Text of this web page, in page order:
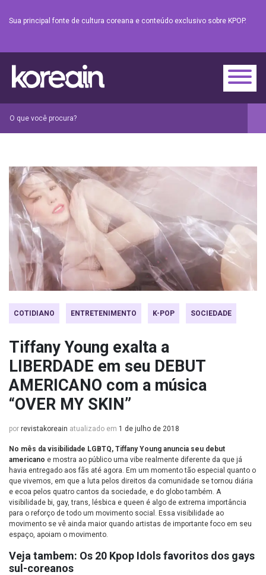
Sua principal fonte de cultura coreana e conteúdo exclusivo sobre KPOP.
COTIDIANO ENTRETENIMENTO K-POP SOCIEDADE
Tiffany Young exalta a
LIBERDADE em seu DEBUT
AMERICANO com a música
“OVER MY SKIN”
por revistakoreain atualizado em 1 de julho de 2018
No mês da visibilidade LGBTQ, Tiffany Young anuncia seu debut
americano e mostra ao público uma vibe realmente diferente da que já
havia entregado aos fãs até agora. Em um momento tão especial quanto o
que vivemos, em que a luta pelos direitos da comunidade se tornou diária
e ecoa pelos quatro cantos da sociedade, e do globo também. A
visibilidade bi, gay, trans, lésbica e queen é algo de extrema importância
para o reforço de todo um movimento social. Essa visibilidade ao
movimento se vê ainda maior quando artistas de importante foco em seu
espaço, apoiam o movimento.
Veja tambem: Os 20 Kpop Idols favoritos dos gays
sul-coreanos